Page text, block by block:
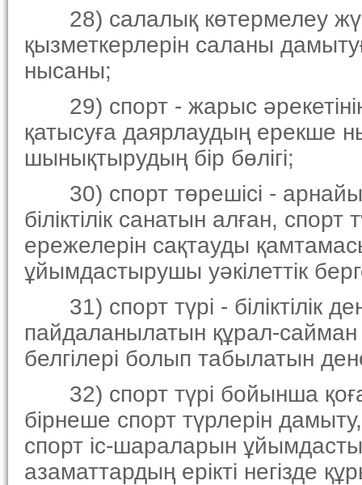
28) салалық көтермелеу
қызметкерлерiн саланы
нысаны;
29) спорт - жарыс
қатысуға даярлаудың ерекше
шынықтырудың бiр бөлiгi;
30) спорт төрешiсi - арнайы
бiлiктiлiк санатын алған,
ережелерiн сақтауды
ұйымдастырушы уәкiлеттiк
31) спорт түрi - бiлiктiлiк
пайдаланылатын құрал-
белгiлерi болып табылатын
32) спорт түрi бойынша
бiрнеше спорт түрлерiн
спорт iс-шараларын
азаматтардың ерiктi негiзде